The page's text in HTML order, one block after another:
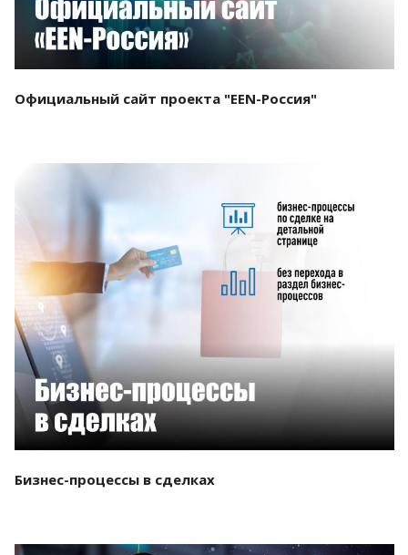
Официальный сайт проекта "EEN-Россия"
Бизнес-процессы в сделках